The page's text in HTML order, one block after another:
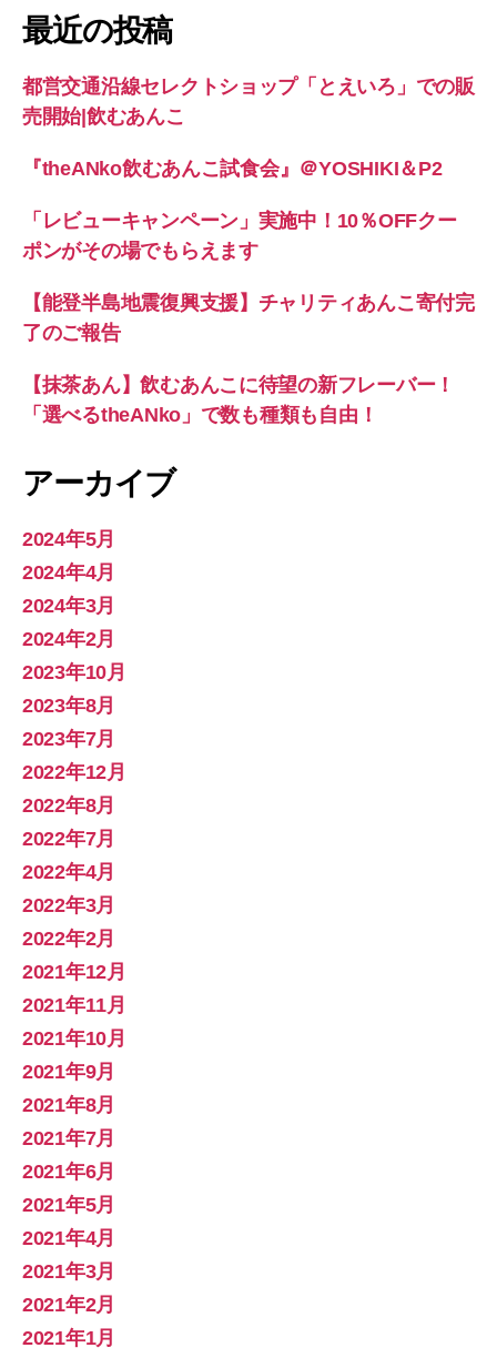
象:
最近の投稿
都営交通沿線セレクトショップ「とえいろ」での販
売開始|飲むあんこ
『theANko飲むあんこ試食会』＠YOSHIKI＆P2
「レビューキャンペーン」実施中！10％OFFクー
ポンがその場でもらえます
【能登半島地震復興支援】チャリティあんこ寄付完
了のご報告
【抹茶あん】飲むあんこに待望の新フレーバー！
「選べるtheANko」で数も種類も自由！
アーカイブ
2024年5月
2024年4月
2024年3月
2024年2月
2023年10月
2023年8月
2023年7月
2022年12月
2022年8月
2022年7月
2022年4月
2022年3月
2022年2月
2021年12月
2021年11月
2021年10月
2021年9月
2021年8月
2021年7月
2021年6月
2021年5月
2021年4月
2021年3月
2021年2月
2021年1月